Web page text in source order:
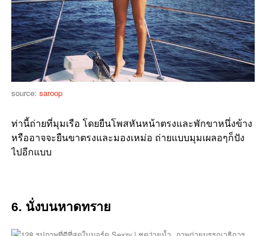
source: saroop
ท่านี้ถ่ายที่มุมเรือ โดยยืนโพสหันหน้าตรงและพักขาหนึ่งข้าง
หรืออาจจะยืนขาตรงและมองเหม่อ ถ่ายแบบมุมเผลอๆก็ปัง
ไปอีกแบบ
6. นั่งบนหาดทราย